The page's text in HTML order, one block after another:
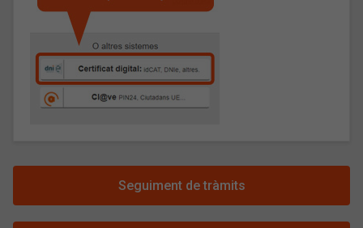
Seguiment de tràmits